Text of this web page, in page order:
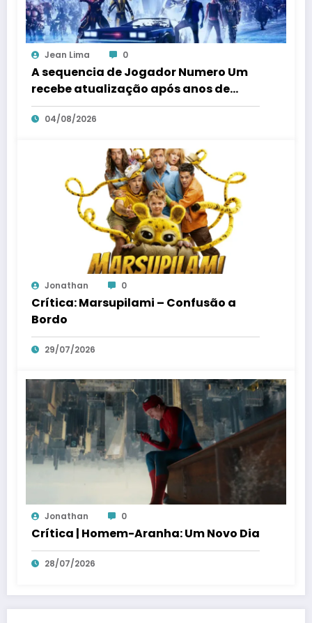
Jean Lima 0
A sequencia de Jogador Numero Um
recebe atualização após anos de
silencio
04/08/2026
Jonathan 0
Crítica: Marsupilami – Confusão a
Bordo
29/07/2026
Jonathan 0
Crítica | Homem-Aranha: Um Novo Dia
28/07/2026